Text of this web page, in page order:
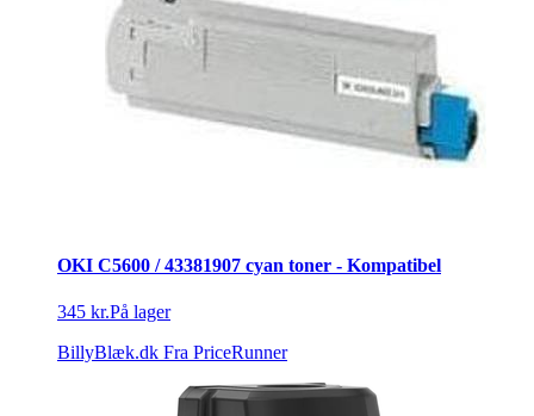
OKI C5600 / 43381907 cyan toner - Kompatibel
345 kr.På lager
BillyBlæk.dk Fra PriceRunner